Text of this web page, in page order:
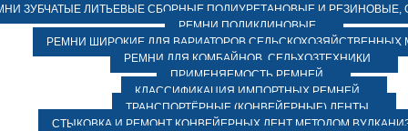
ЗУБЧАТЫЕ ЛИТЬЕВЫЕ СБОРНЫЕ ПОЛИУРЕТАНОВЫЕ И РЕЗИНОВЫЕ,
РЕМНИ ПОЛИКЛИНОВЫЕ
РЕМНИ ШИРОКИЕ ДЛЯ ВАРИАТОРОВ СЕЛЬСКОХОЗЯЙСТВЕННЫХ
РЕМНИ ДЛЯ КОМБАЙНОВ, СЕЛЬХОЗТЕХНИКИ
ПРИМЕНЯЕМОСТЬ РЕМНЕЙ
КЛАССИФИКАЦИЯ ИМПОРТНЫХ РЕМНЕЙ
ТРАНСПОРТЁРНЫЕ (КОНВЕЙЕРНЫЕ) ЛЕНТЫ
СТЫКОВКА И РЕМОНТ КОНВЕЙЕРНЫХ ЛЕНТ МЕТОДОМ